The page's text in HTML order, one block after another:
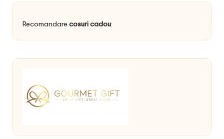
Recomandare cosuri cadou: